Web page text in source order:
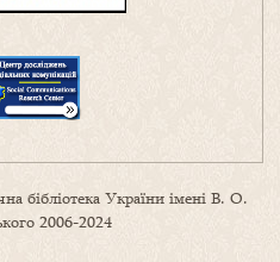
бібліотека України імені В. О.
2006-2024